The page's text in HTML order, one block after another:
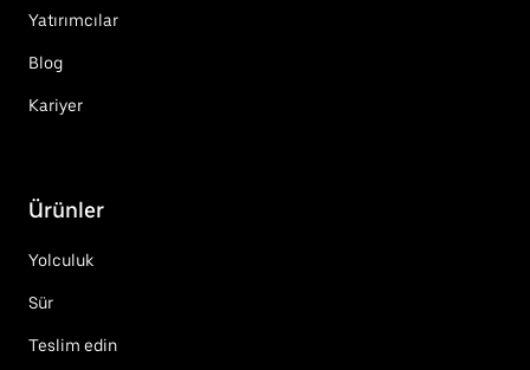
Yatırımcılar
Blog
Kariyer
Ürünler
Yolculuk
Sür
Teslim edin